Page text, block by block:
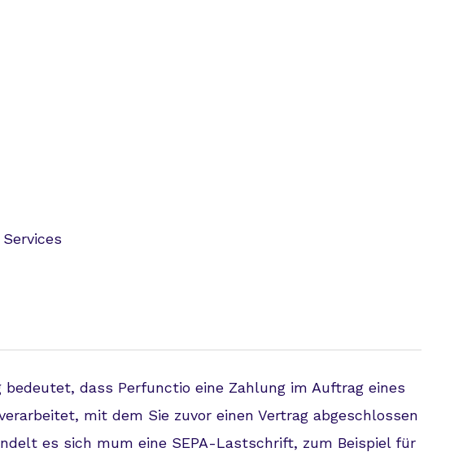
bedeutet, dass Perfunctio eine Zahlung im Auftrag eines
mit dem Sie zuvor einen Vertrag abgeschlossen
es sich mum eine SEPA-Lastschrift, zum Beispiel für